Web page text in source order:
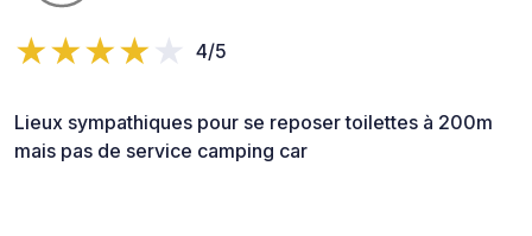
4/5
Lieux sympathiques pour se reposer toilettes à 200m
mais pas de service camping car